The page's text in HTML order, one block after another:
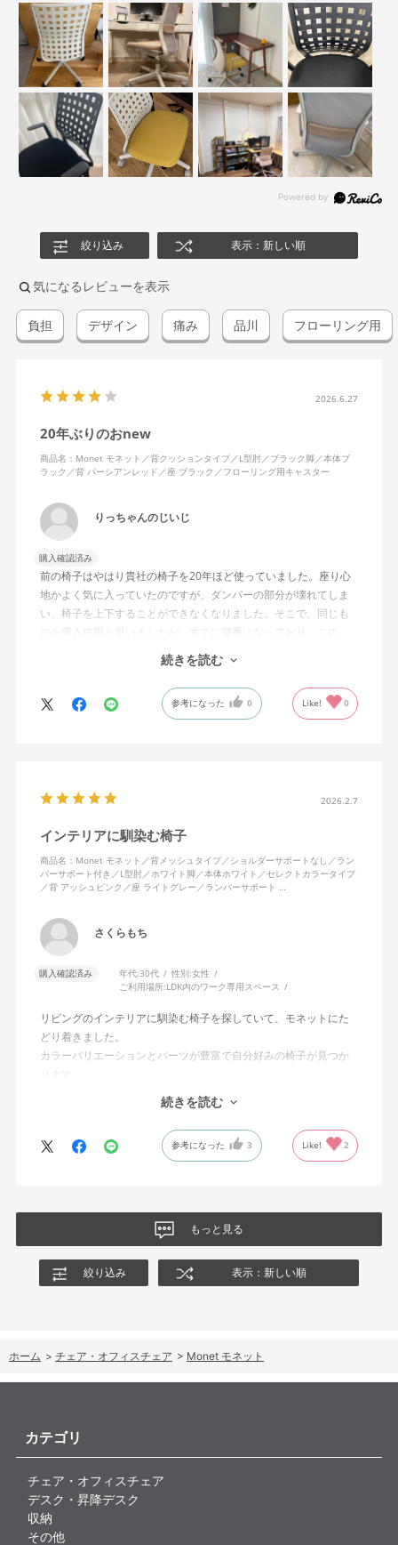
絞り込み 表示：新しい順
気になるレビューを表示
負担 デザイン 痛み 品川 フローリング用
2026.6.27
20年ぶりのおnew
商品名：Monet モネット／背クッションタイプ／L型肘／ブラック脚／本体ブ
ラック／背 パーシアンレッド／座 ブラック／フローリング用キャスター
りっちゃんのじいじ
購入確認済み
前の椅子はやはり貴社の椅子を20年ほど使っていました。座り心
地かよく気に入っていたのですが、ダンパーの部分が壊れてしま
い、椅子を上下することができなくなりました。そこで、同じも
のを購入使用と思いましたが、すでに廃番になっており、この
MonEtを購入しました。やや固めの椅子ですが、使っているうち
になじんでくるのではと思っています。フローリング床で使って
いますが、ややキャスターがよく動きすぎるのが難点でしょう
か。
続きを読む
参考になった 0 Like! 0
2026.2.7
インテリアに馴染む椅子
商品名：Monet モネット／背メッシュタイプ／ショルダーサポートなし／ラン
バーサポート付き／L型肘／ホワイト脚／本体ホワイト／セレクトカラータイプ
／背 アッシュピンク／座 ライトグレー／ランバーサポート …
さくらもち
購入確認済み 年代:30代 性別:女性
ご利用場所:LDK内のワーク専用スペース
リビングのインテリアに馴染む椅子を探していて、モネットにた
どり着きました。
カラーバリエーションとパーツが豊富で自分好みの椅子が見つか
オフィスチェアにしては比較的コンパクトで家に置くのに最適で
した、座り心地も良く大変気に入っています。
今回どうしても欲しい色の組み合わせがあったので固定肘の物を
購入しましたが、欲を言えば稼働肘バージョンもバイカラーなど
続きを読む
参考になった 3 Like! 2
もっと見る
絞り込み 表示：新しい順
ホーム > チェア・オフィスチェア > Monet モネット
カテゴリ
チェア・オフィスチェア
デスク・昇降デスク
収納
その他